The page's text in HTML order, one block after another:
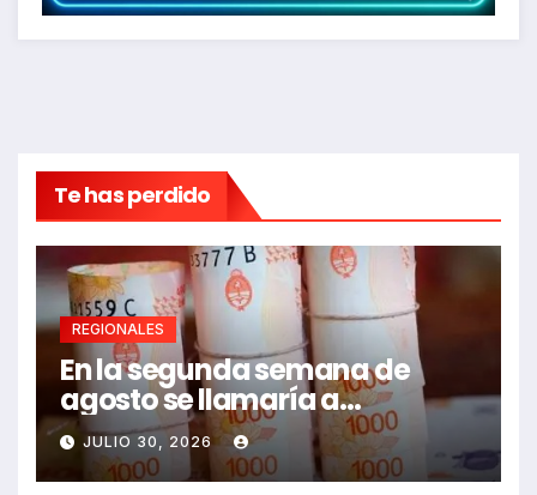
Te has perdido
REGIONALES
En la segunda semana de
agosto se llamaría a
paritarias
JULIO 30, 2026